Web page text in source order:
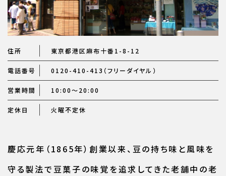
住所 東京都港区麻布十番1-8-12
電話番号 0120-410-413（フリーダイヤル）
営業時間 10:00～20:00
定休日 火曜不定休
慶応元年（1865年）創業以来、豆の持ち味と風味を
守る製法で豆菓子の味覚を追求してきた老舗中の老